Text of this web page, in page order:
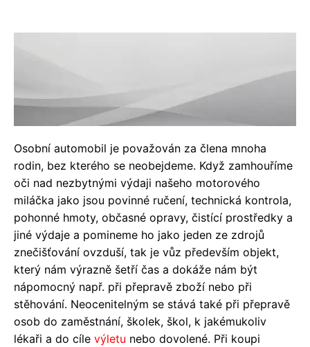
Osobní automobil je považován za člena mnoha
rodin, bez kterého se neobejdeme. Když zamhouříme
oči nad nezbytnými výdaji našeho motorového
miláčka jako jsou povinné ručení, technická kontrola,
pohonné hmoty, občasné opravy, čistící prostředky a
jiné výdaje a pomineme ho jako jeden ze zdrojů
znečišťování ovzduší, tak je vůz především objekt,
který nám výrazně šetří čas a dokáže nám být
nápomocný např. při přepravě zboží nebo při
stěhování. Neocenitelným se stává také při přepravě
osob do zaměstnání, školek, škol, k jakémukoliv
lékaři a do cíle výletu nebo dovolené. Při koupi